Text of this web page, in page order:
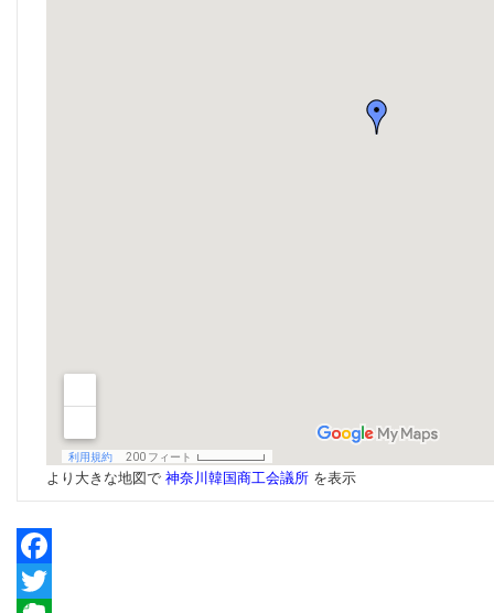
より大きな地図で 神奈川韓国商工会議所 を表示
Facebook